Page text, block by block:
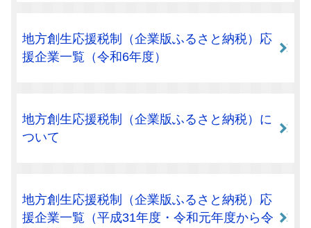
地方創生応援税制（企業版ふるさと納税）応
援企業一覧（令和6年度）
地方創生応援税制（企業版ふるさと納税）に
ついて
地方創生応援税制（企業版ふるさと納税）応
援企業一覧（平成31年度・令和元年度から令